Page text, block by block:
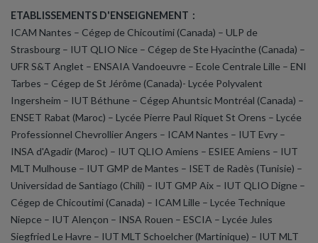
ETABLISSEMENTS D'ENSEIGNEMENT :
ICAM Nantes – Cégep de Chicoutimi (Canada) – ULP de
Strasbourg – IUT QLIO Nice – Cégep de Ste Hyacinthe (Canada) –
UFR S&T Anglet – ENSAIA Vandoeuvre – Ecole Centrale Lille – ENI
Tarbes – Cégep de St Jérôme (Canada)- Lycée Polyvalent
Ingersheim – IUT Béthune – Cégep Ahuntsic Montréal (Canada) –
ENSET Rabat (Maroc) – Lycée Pierre Paul Riquet St Orens – Lycée
Professionnel Chevrollier Angers – ICAM Nantes – IUT Evry –
INSA d'Agadir (Maroc) – IUT QLIO Amiens – ESIEE Amiens – IUT
MLT Mulhouse – IUT GMP de Mantes – ISET de Radès (Tunisie) –
Universidad de Santiago (Chili) – IUT GMP Aix – IUT QLIO Digne –
Cégep de Chicoutimi (Canada) – ICAM Lille – Lycée Technique
Niepce – IUT Alençon – INSA Rouen – ESCIA – Lycée Jules
Siegfried Le Havre – IUT MLT Schoelcher (Martinique) – IUT MLT